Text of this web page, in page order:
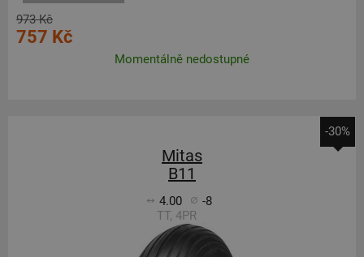
973 Kč
757 Kč
Momentálně nedostupné
-30%
Mitas
B11
4.00
-8
TT, 4PR